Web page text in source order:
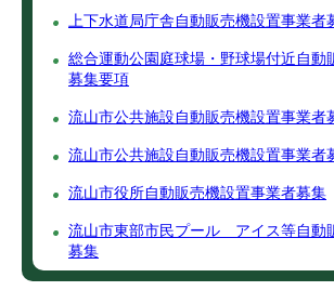
上下水道局庁舎自動販売機設置事業者
総合運動公園庭球場・野球場付近自動
募集要項
流山市公共施設自動販売機設置事業者
流山市公共施設自動販売機設置事業者
流山市役所自動販売機設置事業者募集
流山市東部市民プール アイス等自動
募集